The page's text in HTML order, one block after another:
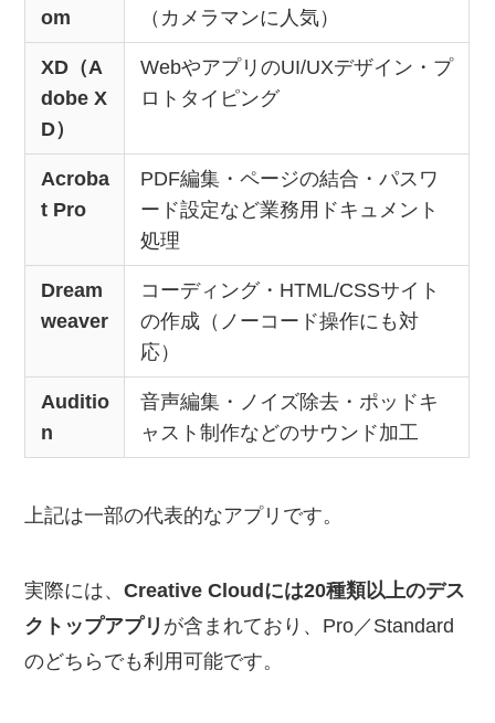
om
（カメラマンに人気）
XD（A
dobe X
D）
WebやアプリのUI/UXデザイン・プ
ロトタイピング
Acroba
t Pro
PDF編集・ページの結合・パスワ
ード設定など業務用ドキュメント
処理
Dream
weaver
コーディング・HTML/CSSサイト
の作成（ノーコード操作にも対
応）
Auditio
n
音声編集・ノイズ除去・ポッドキ
ャスト制作などのサウンド加工
上記は一部の代表的なアプリです。
実際には、Creative Cloudには20種類以上のデス
クトップアプリ が含まれており、Pro／Standard
のどちらでも利用可能です。